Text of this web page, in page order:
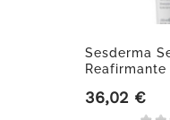
Sesderma
Reafirmante
Precio
36,02 €